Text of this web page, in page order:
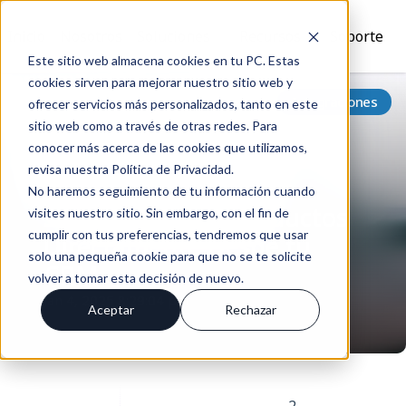
Este sitio web almacena cookies en tu PC. Estas
cookies sirven para mejorar nuestro sitio web y
ofrecer servicios más personalizados, tanto en este
sitio web como a través de otras redes. Para
conocer más acerca de las cookies que utilizamos,
revisa nuestra Política de Privacidad.
No haremos seguimiento de tu información cuando
visites nuestro sitio. Sin embargo, con el fin de
cumplir con tus preferencias, tendremos que usar
solo una pequeña cookie para que no se te solicite
volver a tomar esta decisión de nuevo.
Aceptar Rechazar
Soporte
Volver Integraciones
Conecta HubSpot con
Shopify: Publica Productos
Directamente Desde tu
CRM
Jan 4, 2025 8:29:04 pm